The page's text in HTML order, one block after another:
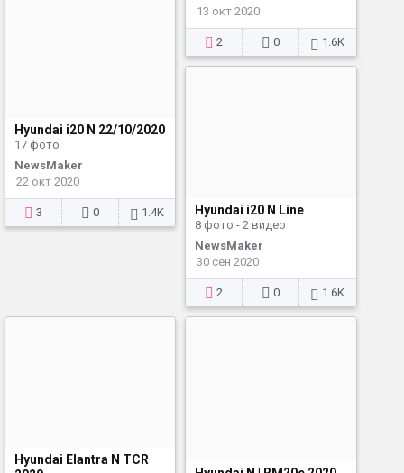
Hyundai i20 N 22/10/2020
17 фото
NewsMaker
22 окт 2020
3 0 1.4K
13 окт 2020
2 0 1.6K
Hyundai i20 N Line
8 фото - 2 видео
NewsMaker
30 сен 2020
2 0 1.6K
Hyundai Elantra N TCR